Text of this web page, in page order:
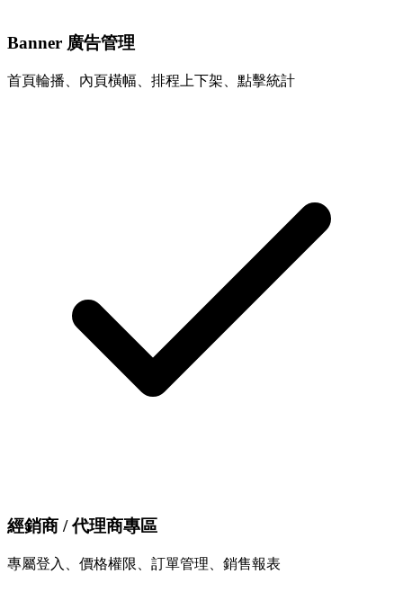
Banner 廣告管理
首頁輪播、內頁橫幅、排程上下架、點擊統計
經銷商 / 代理商專區
專屬登入、價格權限、訂單管理、銷售報表